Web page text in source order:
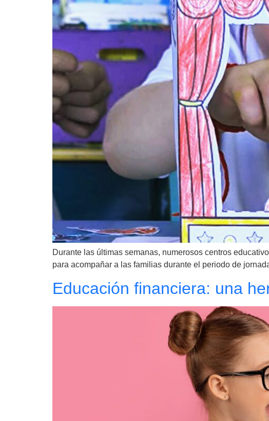
Durante las últimas semanas, numerosos centros
para acompañar a las familias durante el periodo de
Educación financiera: una